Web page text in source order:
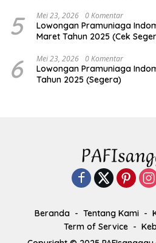
5 Mei 23, 2026 0 Komentar
Lowongan Pramuniaga
Maret Tahun 2025 (Cek
6 Mei 23, 2026 0 Komentar
Lowongan Pramuniaga
Tahun 2025 (Segera)
Beranda Tentang Kami
Term of Service